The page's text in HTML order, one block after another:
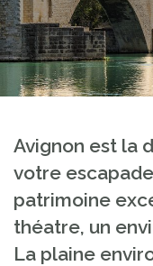
Avignon est la
votre
patrimoine
théatre, un
La plaine